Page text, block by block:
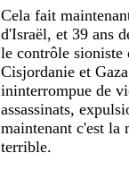
Cela fait
d'Israël, et 39 ans
le contrôle sioniste
Cisjordanie et
ininterrompue de
assassinats,
maintenant c'est la
terrible.